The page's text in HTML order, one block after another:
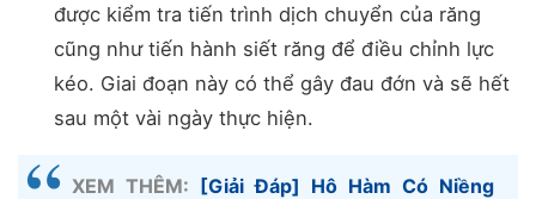
được kiểm tra tiến trình dịch chuyển của răng
cũng như tiến hành siết răng để điều chỉnh lực
kéo. Giai đoạn này có thể gây đau đớn và sẽ hết
sau một vài ngày thực hiện.
XEM THÊM:
[Giải Đáp] Hô Hàm Có Niềng